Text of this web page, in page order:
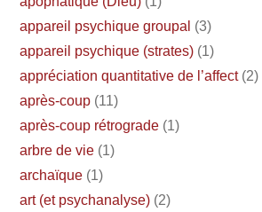
appareil psychique groupal (3)
appareil psychique (strates) (1)
appréciation quantitative de l’affect (2)
après-coup (11)
après-coup rétrograde (1)
arbre de vie (1)
archaïque (1)
art (et psychanalyse) (2)